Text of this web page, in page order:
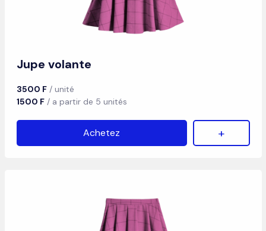
Jupe volante
3500 F/ unité
1500 F/ a partir de 5 unités
Achetez +